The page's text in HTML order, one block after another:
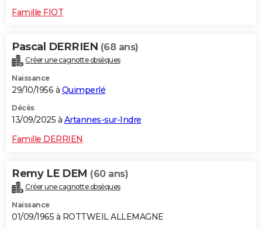
Famille FIOT
Pascal DERRIEN (68 ans)
Créer une cagnotte obsèques
Naissance
29/10/1956 à Quimperlé
Décès
13/09/2025 à Artannes-sur-Indre
Famille DERRIEN
Remy LE DEM (60 ans)
Créer une cagnotte obsèques
Naissance
01/09/1965 à ROTTWEIL ALLEMAGNE